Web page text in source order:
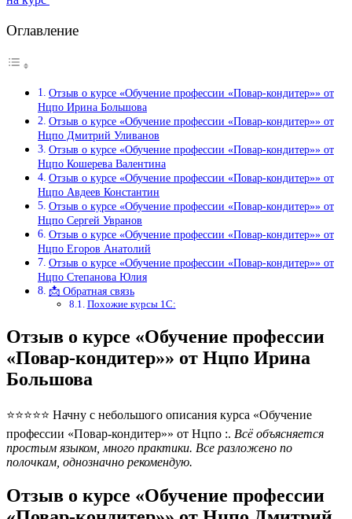
Оглавление
Отзыв о курсе «Обучение профессии «Повар-кондитер»» от
Нцпо Ирина Большова
Отзыв о курсе «Обучение профессии «Повар-кондитер»» от
Нцпо Дмитрий Уливанов
Отзыв о курсе «Обучение профессии «Повар-кондитер»» от
Нцпо Кошерева Валентина
Отзыв о курсе «Обучение профессии «Повар-кондитер»» от
Нцпо Авдеев Константин
Отзыв о курсе «Обучение профессии «Повар-кондитер»» от
Нцпо Сергей Увранов
Отзыв о курсе «Обучение профессии «Повар-кондитер»» от
Нцпо Егоров Анатолий
Отзыв о курсе «Обучение профессии «Повар-кондитер»» от
Нцпо Степанова Юлия
📩 Обратная связь
Похожие курсы 1С:
Отзыв о курсе «Обучение профессии
«Повар-кондитер»» от Нцпо Ирина
Большова
⭐⭐⭐⭐⭐ Начну с небольшого описания курса «Обучение
профессии «Повар-кондитер»» от Нцпо :. Всё объясняется
простым языком, много практики. Все разложено по
полочкам, однозначно рекомендую.
Отзыв о курсе «Обучение профессии